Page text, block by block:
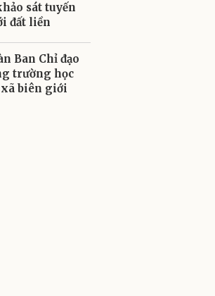
sát tuyến
đất liền
Ban Chỉ đạo
trường học
xã biên giới